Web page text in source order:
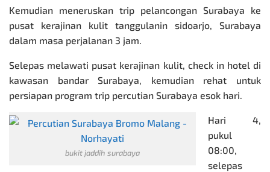
Kemudian meneruskan trip pelancongan Surabaya ke
pusat kerajinan kulit tanggulanin sidoarjo, Surabaya
dalam masa perjalanan 3 jam.
Selepas melawati pusat kerajinan kulit, check in hotel di
kawasan bandar Surabaya, kemudian rehat untuk
persiapan program trip percutian Surabaya esok hari.
bukit jaddih surabaya
Hari 4,
pukul
08:00,
selepas